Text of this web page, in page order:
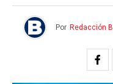
Por Redacción